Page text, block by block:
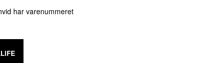
har varenummeret